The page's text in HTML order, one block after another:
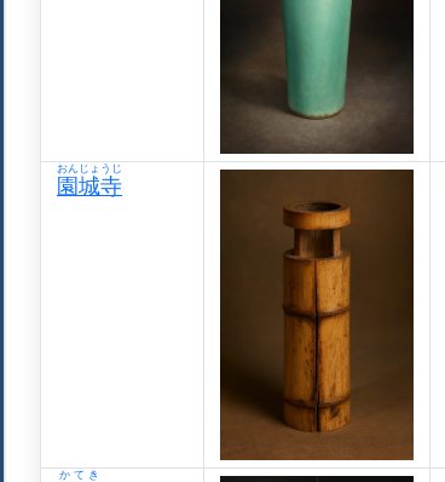
園城寺
おんじょうじ
かてき